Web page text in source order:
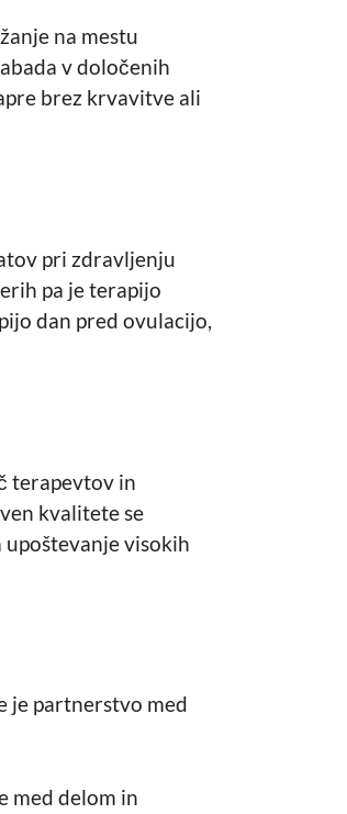
na mestu
v določenih
brez krvavitve ali
pri zdravljenju
pa je terapijo
dan pred ovulacijo,
terapevtov in
kvalitete se
visokih
je partnerstvo med
med delom in